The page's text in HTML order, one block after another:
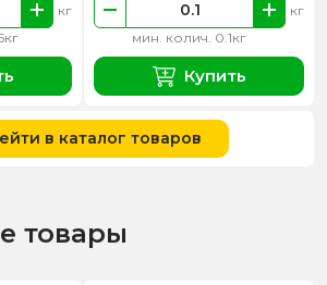
кг
мин. колич. 0.1кг
кг
Купить
в каталог товаров
товары